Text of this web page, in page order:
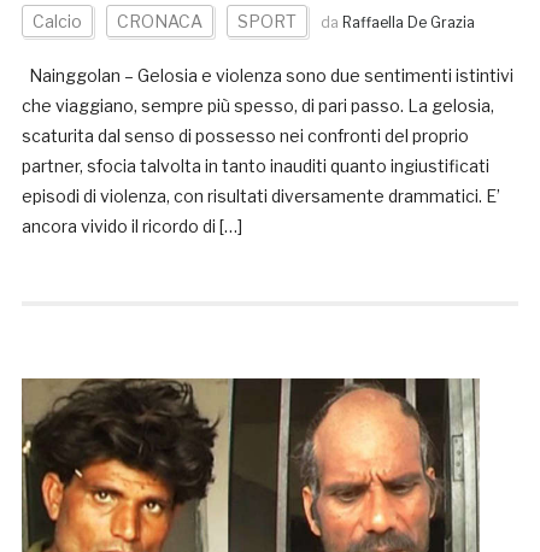
Calcio CRONACA SPORT da Raffaella De Grazia
Nainggolan – Gelosia e violenza sono due sentimenti istintivi
che viaggiano, sempre più spesso, di pari passo. La gelosia,
scaturita dal senso di possesso nei confronti del proprio
partner, sfocia talvolta in tanto inauditi quanto ingiustificati
episodi di violenza, con risultati diversamente drammatici. E’
ancora vivido il ricordo di […]